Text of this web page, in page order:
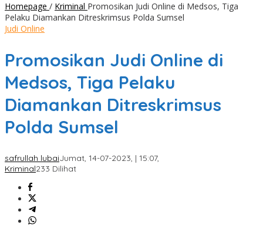
Homepage / Kriminal Promosikan Judi Online di Medsos, Tiga
Pelaku Diamankan Ditreskrimsus Polda Sumsel
Judi Online
Promosikan Judi Online di
Medsos, Tiga Pelaku
Diamankan Ditreskrimsus
Polda Sumsel
safrullah lubaiJumat, 14-07-2023, | 15:07,
Kriminal233 Dilihat